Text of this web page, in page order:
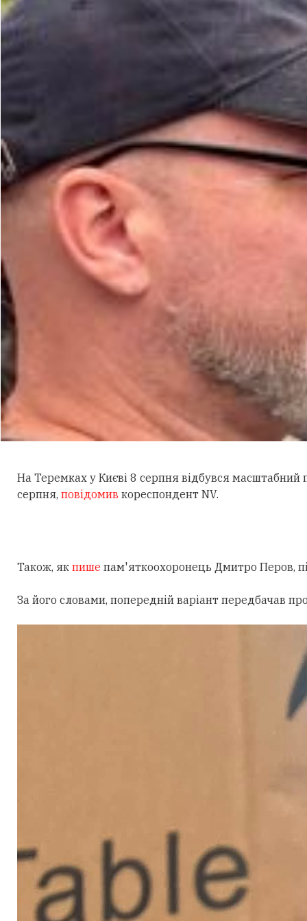
На Теремках у Києві 8 серпня відбувся масштабний
серпня, повідомив кореспондент NV.
Також, як пише пам'яткоохоронець Дмитро Перов,
За його словами, попередній варіант передбачав